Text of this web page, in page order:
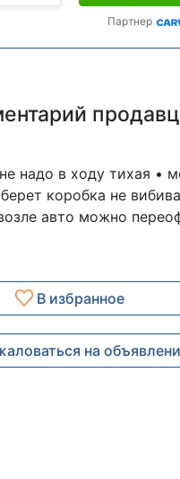
Партнер
надо в ходу тихая •
коробка не
авто можно
В избранное
на